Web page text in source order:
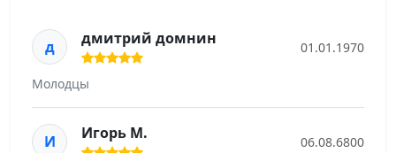
д дмитрий домнин 01.01.1970
Молодцы
И Игорь М. 06.08.6800